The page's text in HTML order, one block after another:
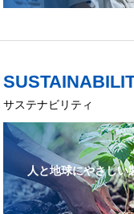
サステナビリティ
人と地球にやさしい